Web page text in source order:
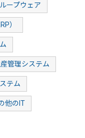
ープウェア
）
管理システム
テム
他のIT